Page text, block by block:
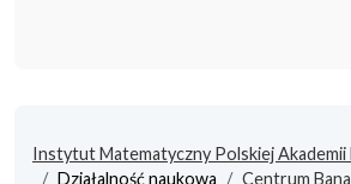
Instytut Matematyczny Polskiej Akademii
Działalność naukowa
Centrum